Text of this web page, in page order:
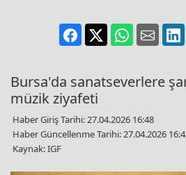
Bursa'da sanatseverlere
müzik ziyafeti
Haber Giriş Tarihi: 27.04.2026 16:48
Haber Güncellenme Tarihi: 27.04.2026
Kaynak: IGF